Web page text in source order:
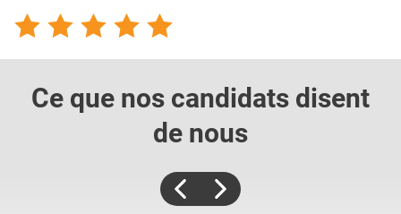
Ce que nos candidats disent
de nous